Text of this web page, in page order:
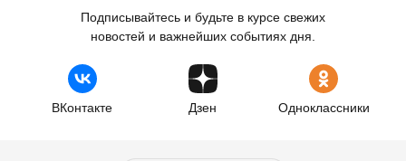
Подписывайтесь и будьте в курсе свежих
новостей и важнейших событиях дня.
ВКонтакте Дзен Одноклассники